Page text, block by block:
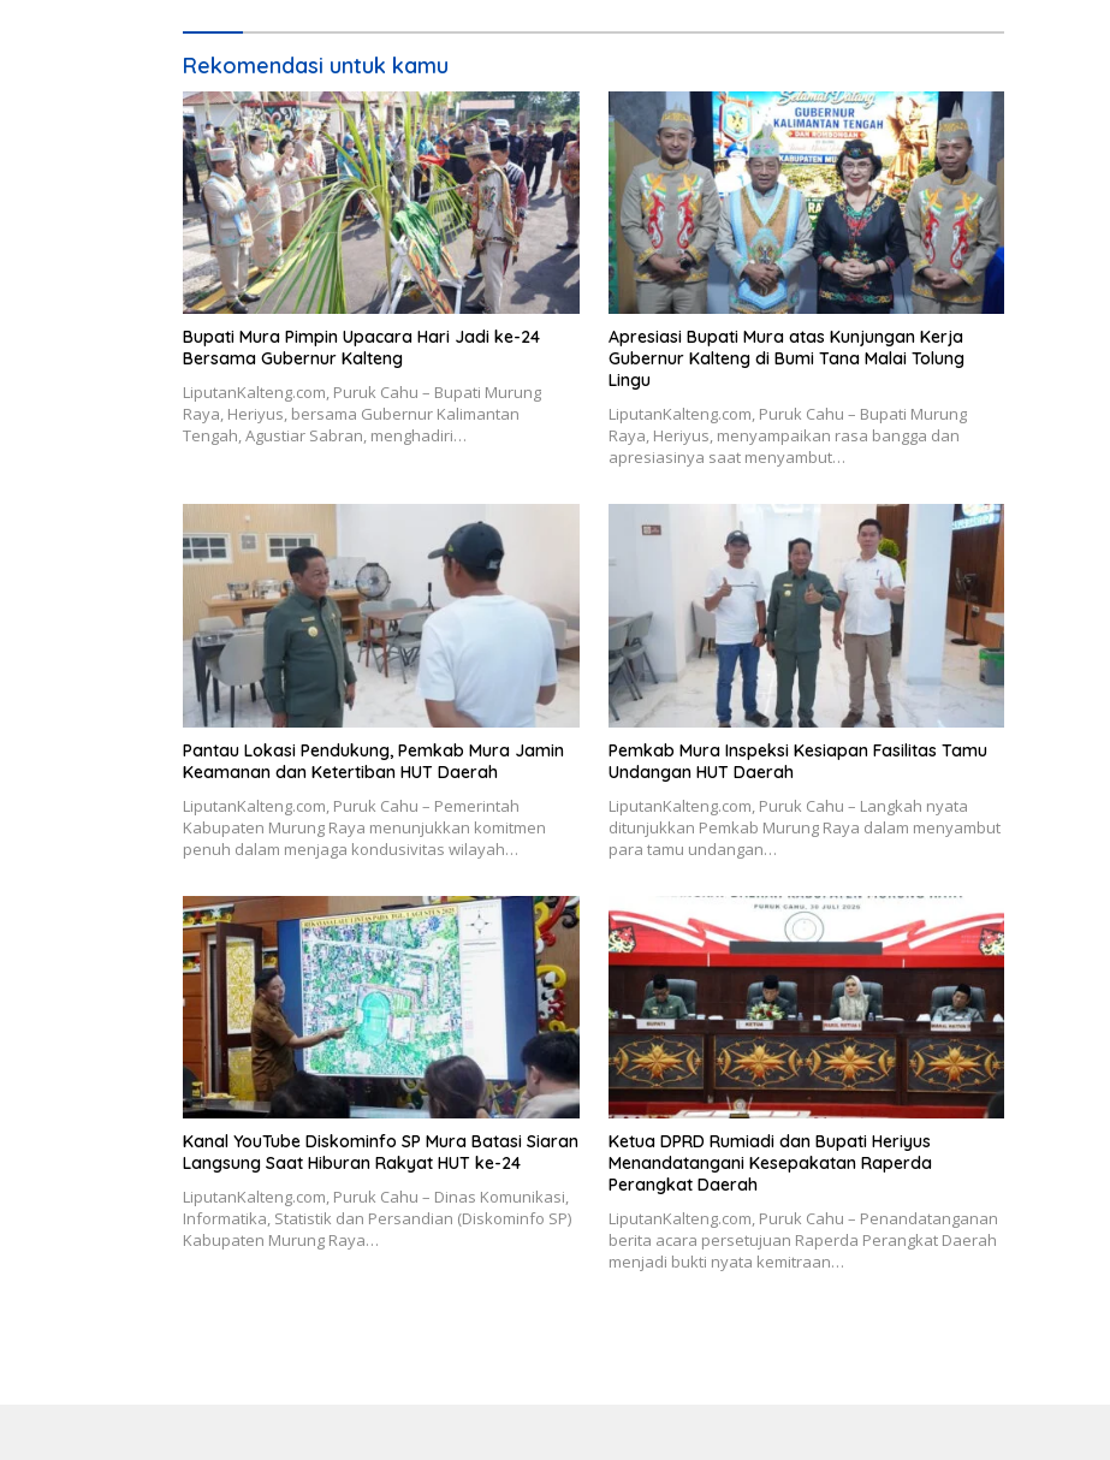
Rekomendasi untuk kamu
Bupati Mura Pimpin Upacara Hari Jadi ke-24
Bersama Gubernur Kalteng
LiputanKalteng.com, Puruk Cahu – Bupati Murung
Raya, Heriyus, bersama Gubernur Kalimantan
Tengah, Agustiar Sabran, menghadiri…
Apresiasi Bupati Mura atas Kunjungan Kerja
Gubernur Kalteng di Bumi Tana Malai Tolung
Lingu
LiputanKalteng.com, Puruk Cahu – Bupati Murung
Raya, Heriyus, menyampaikan rasa bangga dan
apresiasinya saat menyambut…
Pantau Lokasi Pendukung, Pemkab Mura Jamin
Keamanan dan Ketertiban HUT Daerah
LiputanKalteng.com, Puruk Cahu – Pemerintah
Kabupaten Murung Raya menunjukkan komitmen
penuh dalam menjaga kondusivitas wilayah…
Pemkab Mura Inspeksi Kesiapan Fasilitas Tamu
Undangan HUT Daerah
LiputanKalteng.com, Puruk Cahu – Langkah nyata
ditunjukkan Pemkab Murung Raya dalam menyambut
para tamu undangan…
Kanal YouTube Diskominfo SP Mura Batasi Siaran
Langsung Saat Hiburan Rakyat HUT ke-24
LiputanKalteng.com, Puruk Cahu – Dinas Komunikasi,
Informatika, Statistik dan Persandian (Diskominfo SP)
Kabupaten Murung Raya…
Ketua DPRD Rumiadi dan Bupati Heriyus
Menandatangani Kesepakatan Raperda
Perangkat Daerah
LiputanKalteng.com, Puruk Cahu – Penandatanganan
berita acara persetujuan Raperda Perangkat Daerah
menjadi bukti nyata kemitraan…